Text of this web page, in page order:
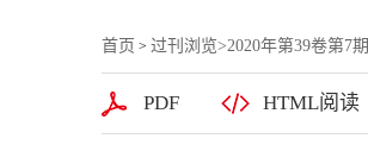
首页 > 过刊浏览>2020年第39卷第7期
PDF HTML阅读